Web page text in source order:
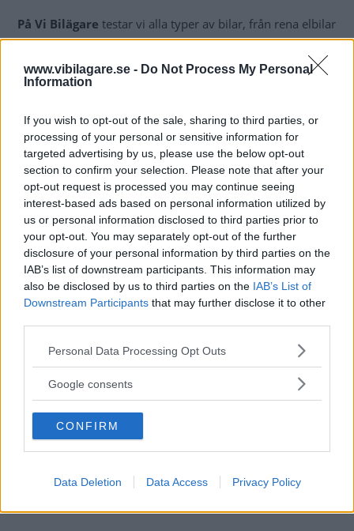
www.vibilagare.se - Do Not Process My Personal
Information
If you wish to opt-out of the sale, sharing to third parties, or
processing of your personal or sensitive information for
targeted advertising by us, please use the below opt-out
section to confirm your selection. Please note that after your
opt-out request is processed you may continue seeing
interest-based ads based on personal information utilized by
us or personal information disclosed to third parties prior to
your opt-out. You may separately opt-out of the further
disclosure of your personal information by third parties on the
IAB’s list of downstream participants. This information may
also be disclosed by us to third parties on the IAB’s List of
Downstream Participants that may further disclose it to other
Please note that this website/app uses one or more Google
not limited to your visit or usage behaviour. You may click to
use your data for below specified purposes in below Google
consent section.
Personal Data Processing Opt Outs
Google consents
CONFIRM
Data Deletion Data Access Privacy Policy
På Vi Bilägare testar vi alla typer av bilar, från rena elbilar
till fossila varianter, och ger exakta uträkningar på vad det
kostar att äga dem per mil.
för ägandet skall bli enkelt och vilken biltyp och drivlina
som passar bäst för dina behov.
Katalogen innehållertest av 49 nya bilar, från rymliga
familjebilar till lyxiga sportvagnar. Samtliga är analyserade
med Vi Bilägares unika test- och mätmetoder. Vi ger
ljusbetyg, utvärderar rostskyddet och granskar
barnsäkerheten.
Vi räknar på värdeminskning, servicekostnader och verklig
milkostnad – vare sig det är en elbil, laddhybrid, hybrid
eller en bil driven helt av fossila bränslen.
I Vi Bilägares Testspecialfår du dessutom veta hur det
gick i 2024 års långtestverksamhet där Toyota C-HR,
Honda CR-V, Hyundai i10, Mercedes E-klass och MG4
ingick. Vi äger våra långtestbilar och kör dem flera tusen
mil under året.
genomtänkt bilköp som möjligt. Bedömningen av